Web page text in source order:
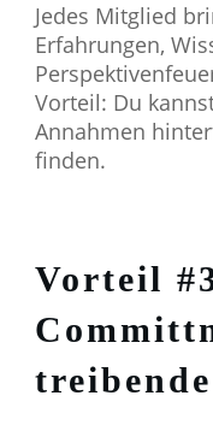
Jedes Mitglied
Erfahrungen,
Vorteil: Du
Annahmen
finden.
Vorteil